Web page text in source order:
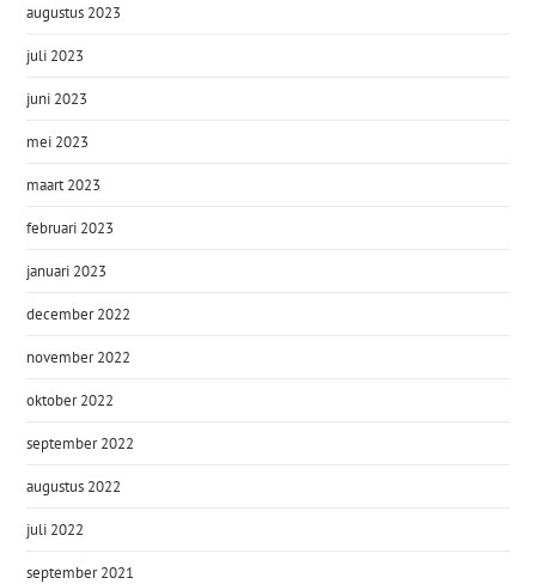
augustus 2023
juli 2023
juni 2023
mei 2023
maart 2023
februari 2023
januari 2023
december 2022
november 2022
oktober 2022
september 2022
augustus 2022
juli 2022
september 2021